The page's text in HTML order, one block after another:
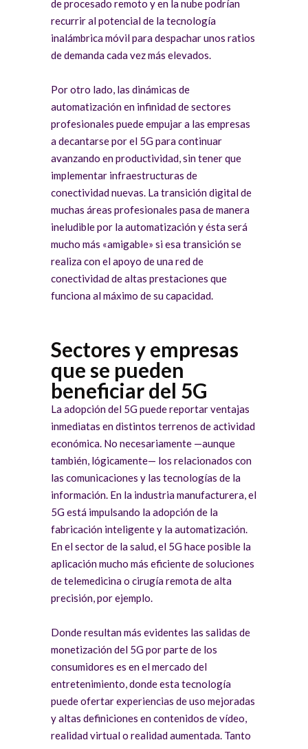
de procesado remoto y en la nube podrían
recurrir al potencial de la tecnología
inalámbrica móvil para despachar unos ratios
de demanda cada vez más elevados.
Por otro lado, las dinámicas de
automatización en infinidad de sectores
profesionales puede empujar a las empresas
a decantarse por el 5G para continuar
avanzando en productividad, sin tener que
implementar infraestructuras de
conectividad nuevas. La transición digital de
muchas áreas profesionales pasa de manera
ineludible por la automatización y ésta será
mucho más «amigable» si esa transición se
realiza con el apoyo de una red de
conectividad de altas prestaciones que
funciona al máximo de su capacidad.
Sectores y empresas
que se pueden
beneficiar del 5G
La adopción del 5G puede reportar ventajas
inmediatas en distintos terrenos de actividad
económica. No necesariamente —aunque
también, lógicamente— los relacionados con
las comunicaciones y las tecnologías de la
información. En la industria manufacturera, el
5G está impulsando la adopción de la
fabricación inteligente y la automatización.
En el sector de la salud, el 5G hace posible la
aplicación mucho más eficiente de soluciones
de telemedicina o cirugía remota de alta
precisión, por ejemplo.
Donde resultan más evidentes las salidas de
monetización del 5G por parte de los
consumidores es en el mercado del
entretenimiento, donde esta tecnología
puede ofertar experiencias de uso mejoradas
y altas definiciones en contenidos de vídeo,
realidad virtual o realidad aumentada. Tanto